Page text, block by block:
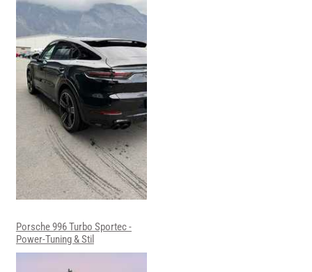
Porsche 996 Turbo Sportec -
Power-Tuning & Stil